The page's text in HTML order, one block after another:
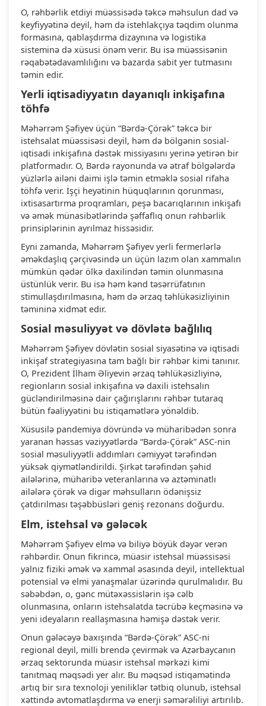
O, rəhbərlik etdiyi müəssisədə təkcə məhsulun dad və
keyfiyyətinə deyil, həm də istehlakçıya təqdim olunma
formasına, qablaşdırma dizaynına və logistika
sisteminə də xüsusi önəm verir. Bu isə müəssisənin
rəqabətədavamlılığını və bazarda sabit yer tutmasını
təmin edir.
Yerli iqtisadiyyatın dayanıqlı inkişafına
töhfə
Məhərrəm Şəfiyev üçün “Bərdə-Çörək” təkcə bir
istehsalat müəssisəsi deyil, həm də bölgənin sosial-
iqtisadi inkişafına dəstək missiyasını yerinə yetirən bir
platformadır. O, Bərdə rayonunda və ətraf bölgələrdə
yüzlərlə ailəni daimi işlə təmin etməklə sosial rifaha
töhfə verir. İşçi heyətinin hüquqlarının qorunması,
ixtisasartırma proqramları, peşə bacarıqlarının inkişafı
və əmək münasibətlərində şəffaflıq onun rəhbərlik
prinsiplərinin ayrılmaz hissəsidir.
Eyni zamanda, Məhərrəm Şəfiyev yerli fermerlərlə
əməkdaşlıq çərçivəsində un üçün lazım olan xammalın
mümkün qədər ölkə daxilindən təmin olunmasına
üstünlük verir. Bu isə həm kənd təsərrüfatının
stimullaşdırılmasına, həm də ərzaq təhlükəsizliyinin
təmininə xidmət edir.
Sosial məsuliyyət və dövlətə bağlılıq
Məhərrəm Şəfiyev dövlətin sosial siyasətinə və iqtisadi
inkişaf strategiyasına tam bağlı bir rəhbər kimi tanınır.
O, Prezident İlham Əliyevin ərzaq təhlükəsizliyinə,
regionların sosial inkişafına və daxili istehsalın
gücləndirilməsinə dair çağırışlarını rəhbər tutaraq
bütün fəaliyyətini bu istiqamətlərə yönəldib.
Xüsusilə pandemiya dövründə və müharibədən sonra
yaranan həssas vəziyyətlərdə “Bərdə-Çörək” ASC-nin
sosial məsuliyyətli addımları cəmiyyət tərəfindən
yüksək qiymətləndirildi. Şirkət tərəfindən şəhid
ailələrinə, müharibə veteranlarına və aztəminatlı
ailələrə çörək və digər məhsulların ödənişsiz
çatdırılması təşəbbüsləri geniş rezonans doğurdu.
Elm, istehsal və gələcək
Məhərrəm Şəfiyev elmə və biliyə böyük dəyər verən
rəhbərdir. Onun fikrincə, müasir istehsal müəssisəsi
yalnız fiziki əmək və xammal əsasında deyil, intellektual
potensial və elmi yanaşmalar üzərində qurulmalıdır. Bu
səbəbdən, o, gənc mütəxəssislərin işə cəlb
olunmasına, onların istehsalatda təcrübə keçməsinə və
yeni ideyaların reallaşmasına həmişə dəstək verir.
Onun gələcəyə baxışında “Bərdə-Çörək” ASC-ni
regional deyil, milli brendə çevirmək və Azərbaycanın
ərzaq sektorunda müasir istehsal mərkəzi kimi
tanıtmaq məqsədi yer alır. Bu məqsəd istiqamətində
artıq bir sıra texnoloji yeniliklər tətbiq olunub, istehsal
xəttində avtomatlaşdırma və enerji səmərəliliyi artırılıb.